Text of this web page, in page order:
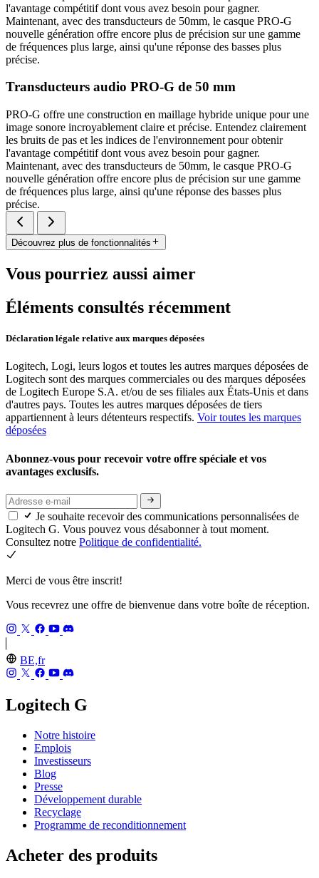
l'avantage compétitif dont vous avez besoin pour gagner.
Maintenant, avec des transducteurs de 50mm, le casque PRO-G
nouvelle génération offre encore plus de précision sur une gamme
de fréquences plus large, ainsi qu'une réponse des basses plus
précise.
Transducteurs audio PRO-G de 50 mm
PRO-G offre une construction en maillage hybride unique pour une
image sonore incroyablement claire et précise. Entendez clairement
les bruits de pas et les indices de l'environnement pour obtenir
l'avantage compétitif dont vous avez besoin pour gagner.
Maintenant, avec des transducteurs de 50mm, le casque PRO-G
nouvelle génération offre encore plus de précision sur une gamme
de fréquences plus large, ainsi qu'une réponse des basses plus
précise.
Découvrez plus de fonctionnalités
Vous pourriez aussi aimer
Éléments consultés récemment
Déclaration légale relative aux marques déposées
Logitech, Logi, leurs logos et toutes les autres marques déposées de
Logitech sont des marques commerciales ou des marques déposées
de Logitech Europe S.A. et/ou de ses filiales aux États-Unis et dans
d'autres pays. Toutes les autres marques déposées de tiers
appartiennent à leurs détenteurs respectifs. Voir toutes les marques
déposées
Abonnez-vous pour recevoir votre offre spéciale et vos
avantages exclusifs.
Je souhaite recevoir des communications personnalisées de
Logitech G. Vous pouvez vous désabonner à tout moment.
Consultez notre Politique de confidentialité.
Merci de vous être inscrit!
Vous recevrez une offre de bienvenue dans votre boîte de réception.
BE,fr
Logitech G
Notre histoire
Emplois
Investisseurs
Blog
Presse
Développement durable
Recyclage
Programme de reconditionnement
Acheter des produits